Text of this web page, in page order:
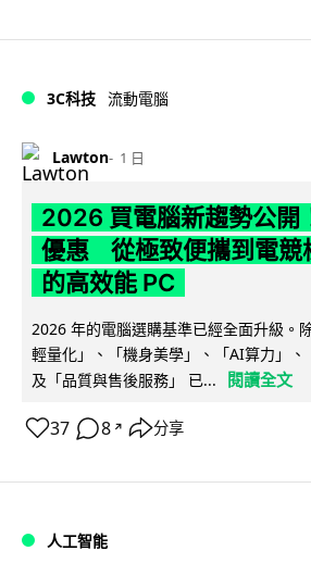
3C科技 流動電腦
Lawton 1 日
2026 買電腦新趨勢公開
優惠 從極致便攜到電競
的高效能 PC
2026 年的電腦選購基準已經全面升級。
輕量化」、「機身美學」、「AI算力」
及「品質與售後服務」 已...
閱讀全文
37 8 ↗ 分享
人工智能